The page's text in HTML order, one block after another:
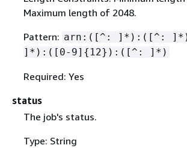
Maximum length of 2048.
Pattern: arn:([^: ]*):([^:
]*):([0-9] { 12}):([^: ]*)
Required: Yes
status
The job's status.
Type: String